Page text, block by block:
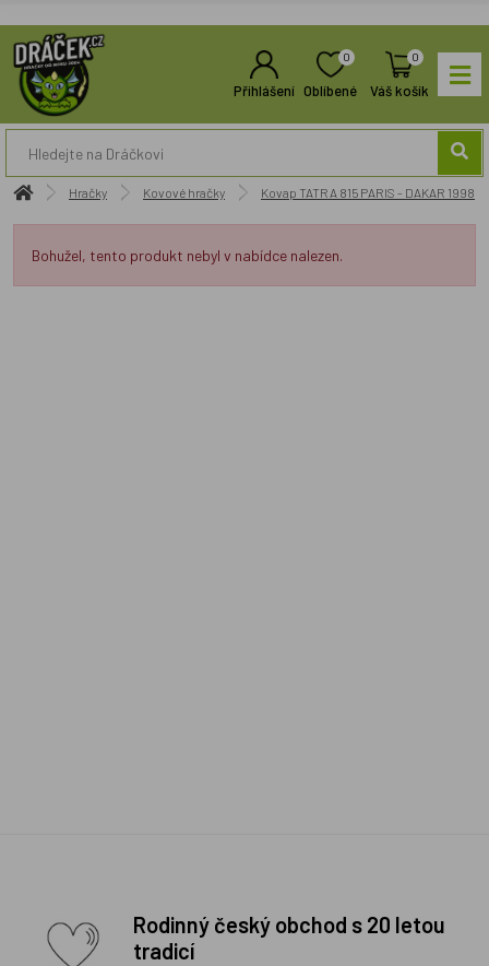
Přihlášení
0
Oblíbené
0
Váš košík
Hračky Kovové hračky Kovap TATRA 815 PARIS - DAKAR 1998
Bohužel, tento produkt nebyl v nabídce nalezen.
Rodinný český obchod s 20 letou
tradicí